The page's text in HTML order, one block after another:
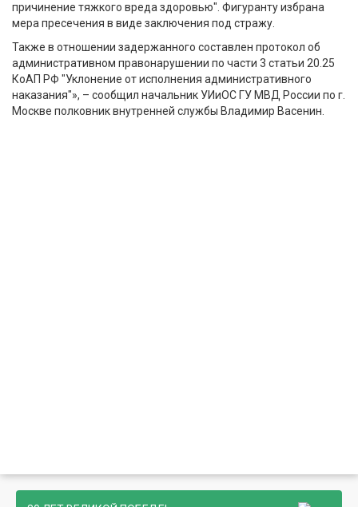
причинение тяжкого вреда здоровью". Фигуранту избрана
мера пресечения в виде заключения под стражу.
Также в отношении задержанного составлен протокол об
административном правонарушении по части 3 статьи 20.25
КоАП РФ "Уклонение от исполнения административного
наказания"», – сообщил начальник УИиОС ГУ МВД России по г.
Москве полковник внутренней службы Владимир Васенин.